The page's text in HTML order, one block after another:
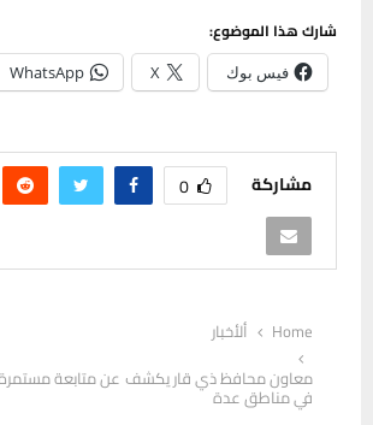
شارك هذا الموضوع:
فيس بوك X
WhatsApp
مشاركة 0
Home
ألأخبار
معاون محافظ ذي قار يكشف عن متابعة
في مناطق عدة